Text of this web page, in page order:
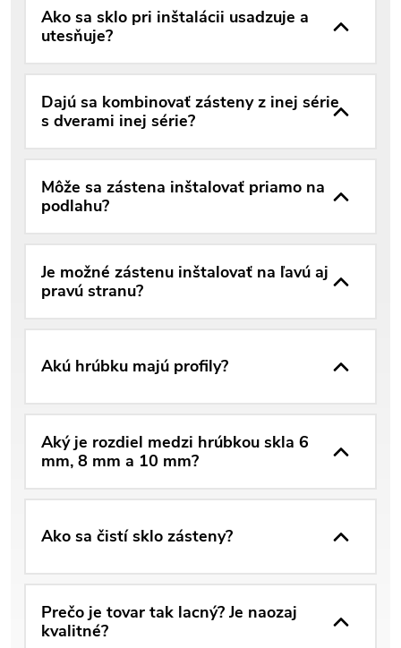
Ako sa sklo pri inštalácii usadzuje a
utesňuje?
Dajú sa kombinovať zásteny z inej série
s dverami inej série?
Môže sa zástena inštalovať priamo na
podlahu?
Je možné zástenu inštalovať na ľavú aj
pravú stranu?
Akú hrúbku majú profily?
Aký je rozdiel medzi hrúbkou skla 6
mm, 8 mm a 10 mm?
Ako sa čistí sklo zásteny?
Prečo je tovar tak lacný? Je naozaj
kvalitné?